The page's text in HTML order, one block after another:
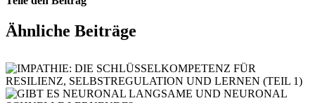
Facebook
X
WhatsApp
Pinterest
E-
Mail
Ähnliche Beiträge